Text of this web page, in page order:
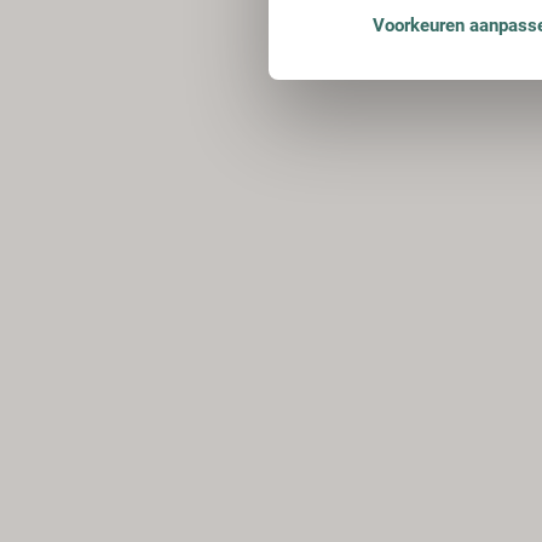
Voorkeuren